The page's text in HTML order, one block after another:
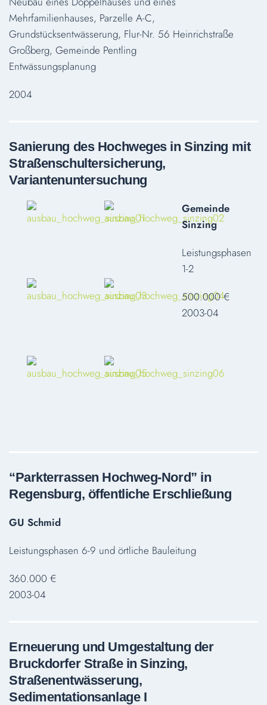
Mehrfamilienhauses, Parzelle A-C,
Grundstücksentwässerung, Flur-Nr. 56 Heinrichstraße
Großberg, Gemeinde Pentling
Entwässungsplanung
2004
Sanierung des Hochweges in Sinzing mit
Straßenschultersicherung,
Variantenuntersuchung
Gemeinde
Sinzing
Leistungsphasen
1-2
500.000 €
2003-04
“Parkterrassen Hochweg-Nord” in
Regensburg, öffentliche Erschließung
GU Schmid
Leistungsphasen 6-9 und örtliche Bauleitung
360.000 €
2003-04
Erneuerung und Umgestaltung der
Bruckdorfer Straße in Sinzing,
Straßenentwässerung,
Sedimentationsanlage I